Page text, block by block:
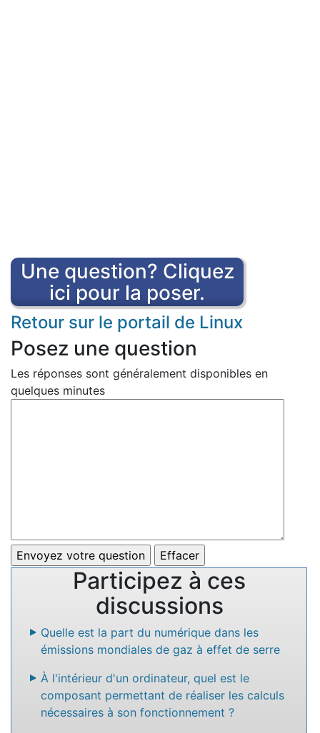
Une question? Cliquez
ici pour la poser.
Retour sur le portail de Linux
Posez une question
Les réponses sont généralement disponibles en
quelques minutes
Participez à ces
discussions
Quelle est la part du numérique dans les
émissions mondiales de gaz à effet de serre
À l'intérieur d'un ordinateur, quel est le
composant permettant de réaliser les calculs
nécessaires à son fonctionnement ?